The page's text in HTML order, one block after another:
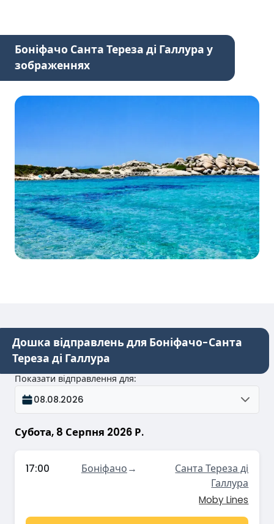
Боніфачо Санта Тереза ді Галлура у
зображеннях
Дошка відправлень для Боніфачо-Санта
Тереза ді Галлура
Субота, 8 Серпня 2026 Р.
Показати відправлення для:
08.08.2026
17:00 Боніфачо→
Санта Тереза ді
Галлура
Moby Lines